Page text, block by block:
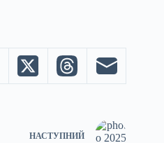
НАСТУПНИЙ